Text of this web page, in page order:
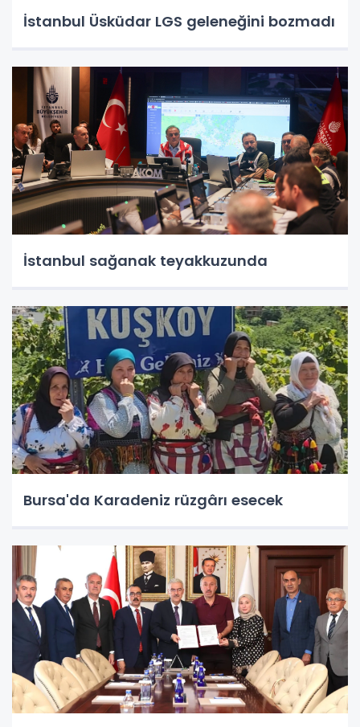
İstanbul Üsküdar LGS geleneğini bozmadı
İstanbul sağanak teyakkuzunda
Bursa'da Karadeniz rüzgârı esecek